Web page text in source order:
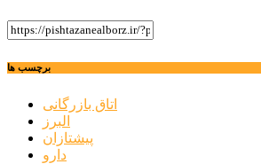
برچسب ها
اتاق بازرگانی
البرز
پیشتازان
دارو